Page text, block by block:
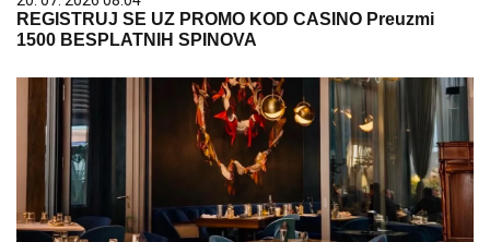
23. 07. 2026 12:47
Letnje večeri u gradu više nisu rezervisane za vikend:
Zašto sve više ljudi bira večeru koja se spontano
pretvori u druženje